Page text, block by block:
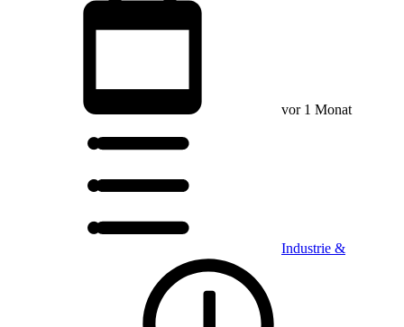
vor 1 Monat
Industrie &